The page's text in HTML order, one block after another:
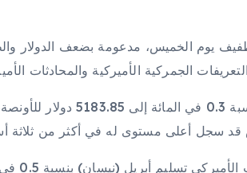
يوم الخميس، مدعومة بضعف الدولار
الجمركية الأميركية والمحادثات
سجل أعلى مستوى له في أكثر من ثلاثة
أبريل (نيسان) بنسبة 0.5 في المائة إلى 5200.50 دولار.